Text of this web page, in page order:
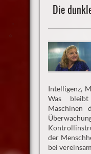
Die
Intelligenz,
Was
Maschinen
der
bei